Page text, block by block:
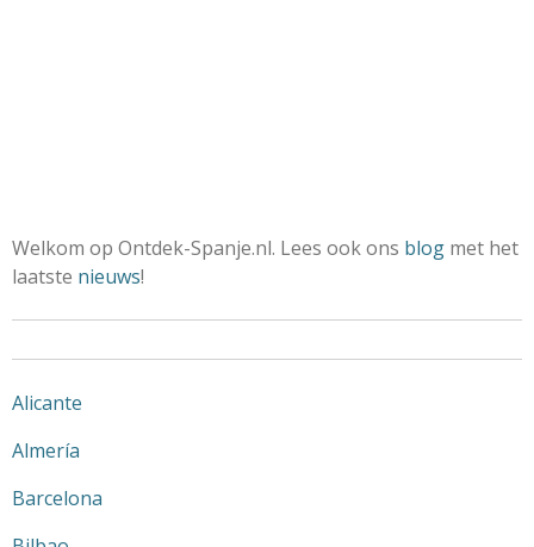
Welkom op Ontdek-Spanje.nl. Lees ook ons blog met het
laatste nieuws!
Alicante
Almería
Barcelona